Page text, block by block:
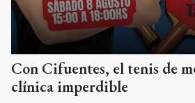
Con Cifuentes, el tenis de
clínica imperdible